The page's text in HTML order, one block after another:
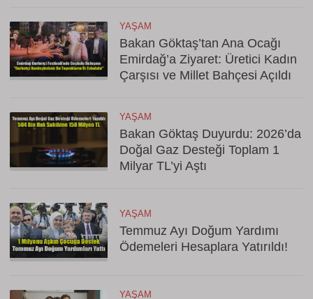
YAŞAM
Bakan Göktaş’tan Ana Ocağı
Emirdağ’a Ziyaret: Üretici Kadın
Çarşısı ve Millet Bahçesi Açıldı
YAŞAM
Bakan Göktaş Duyurdu: 2026’da
Doğal Gaz Desteği Toplam 1
Milyar TL’yi Aştı
YAŞAM
Temmuz Ayı Doğum Yardımı
Ödemeleri Hesaplara Yatırıldı!
YAŞAM